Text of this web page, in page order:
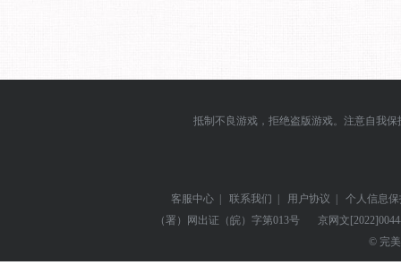
抵制不良游戏，拒绝盗版游戏。注意自我
客服中心 | 联系我们 | 用户协议 |
个人信息
（署）网出证（皖）字第013号
京网文
© 完美